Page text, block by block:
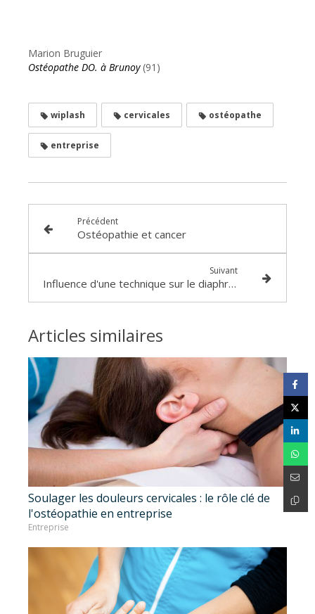
Marion Bruguier
Ostéopathe DO. à Brunoy(91)
wiplash cervicales ostéopathe
entreprise
Précédent
Ostéopathie et cancer
Suivant
Influence d'une technique sur le diaphragme chez les rugbymen
Articles similaires
Soulager les douleurs cervicales : le rôle clé de
l'ostéopathie en entreprise
Entreprise